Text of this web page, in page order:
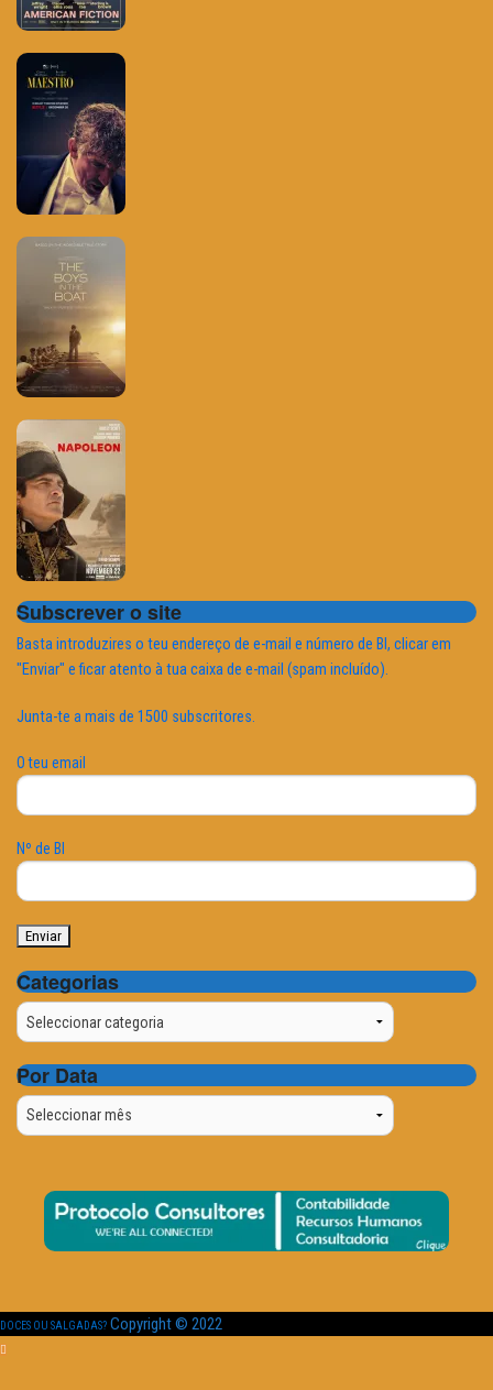
Subscrever o site
Basta introduzires o teu endereço de e-mail e número de BI, clicar em
"Enviar" e ficar atento à tua caixa de e-mail (spam incluído).
Junta-te a mais de 1500 subscritores.
O teu email
Nº de BI
Categorias
Categorias
Por Data
Por
Data
DOCES OU SALGADAS? Copyright © 2022